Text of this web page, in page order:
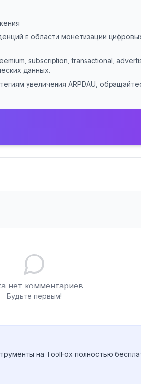
в области монетизации
subscription, transactional,
данных.
увеличения ARPDAU,
нет комментариев
Будьте первым!
на ToolFox полностью